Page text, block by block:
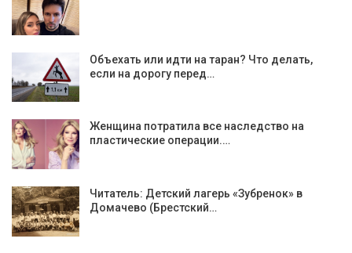
Объехать или идти на таран? Что делать,
если на дорогу перед…
Женщина потратила все наследство на
пластические операции.…
Читатель: Детский лагерь «Зубренок» в
Домачево (Брестский…